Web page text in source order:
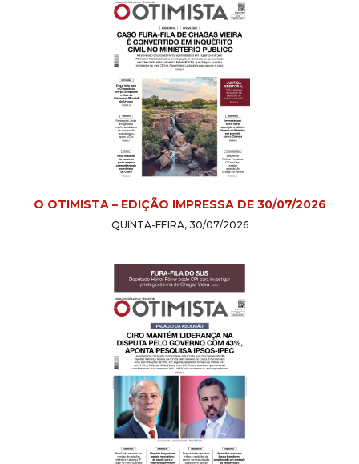
O OTIMISTA – EDIÇÃO IMPRESSA DE 30/07/2026
QUINTA-FEIRA, 30/07/2026